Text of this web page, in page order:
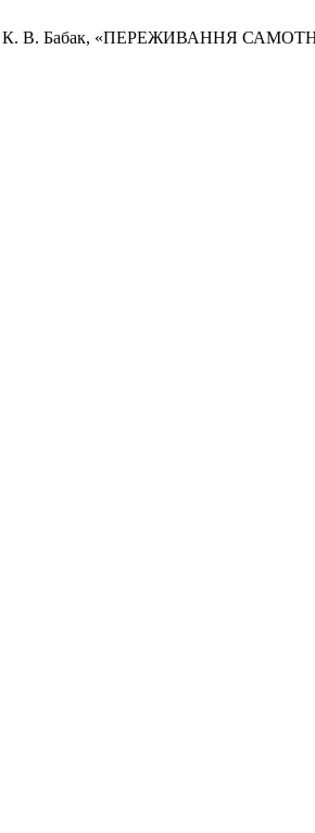
і К. В. Бабак, «ПЕРЕЖИВАННЯ